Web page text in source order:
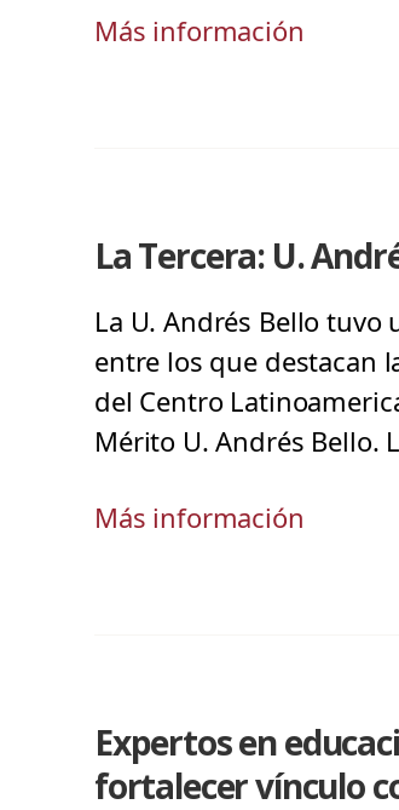
Más información
La Tercera: U.
La U. Andrés Bello
entre los que destacan
del Centro
Mérito U. Andrés Bello.
Más información
Expertos en
fortalecer vínculo